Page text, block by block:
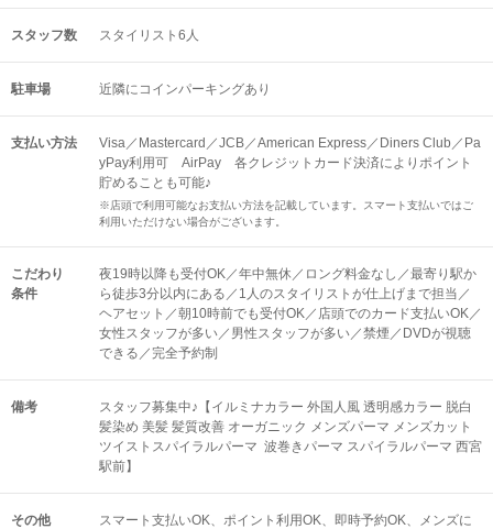
スタッフ数 スタイリスト6人
駐車場 近隣にコインパーキングあり
支払い方法
Visa／Mastercard／JCB／American Express／Diners Club／Pa
yPay利用可 AirPay 各クレジットカード決済によりポイント
貯めることも可能♪
※店頭で利用可能なお支払い方法を記載しています。スマート支払いではご
利用いただけない場合がございます。
こだわり
条件
夜19時以降も受付OK／年中無休／ロング料金なし／最寄り駅か
ら徒歩3分以内にある／1人のスタイリストが仕上げまで担当／
ヘアセット／朝10時前でも受付OK／店頭でのカード支払いOK／
女性スタッフが多い／男性スタッフが多い／禁煙／DVDが視聴
できる／完全予約制
備考
スタッフ募集中♪【イルミナカラー 外国人風 透明感カラー 脱白
髪染め 美髪 髪質改善 オーガニック メンズパーマ メンズカット
ツイストスパイラルパーマ 波巻きパーマ スパイラルパーマ 西宮
駅前】
その他 スマート支払いOK ポイント利用OK 即時予約OK メンズに